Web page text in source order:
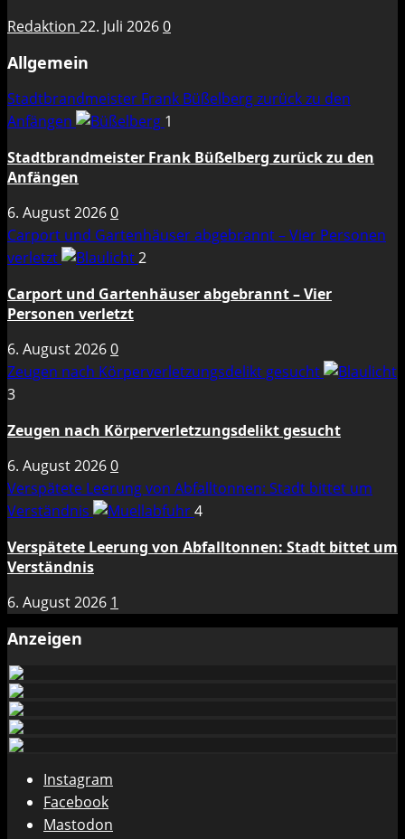
Redaktion 22. Juli 20260
Allgemein
Stadtbrandmeister Frank Büßelberg zurück zu den
Anfängen
1
Stadtbrandmeister Frank Büßelberg zurück zu den
Anfängen
6. August 20260
Carport und Gartenhäuser abgebrannt – Vier Personen
verletzt
2
Carport und Gartenhäuser abgebrannt – Vier
Personen verletzt
6. August 20260
Zeugen nach Körperverletzungsdelikt gesucht
3
Zeugen nach Körperverletzungsdelikt gesucht
6. August 20260
Verspätete Leerung von Abfalltonnen: Stadt bittet um
Verständnis
4
Verspätete Leerung von Abfalltonnen: Stadt bittet um
Verständnis
6. August 2026 1
Anzeigen
Instagram
Facebook
Mastodon